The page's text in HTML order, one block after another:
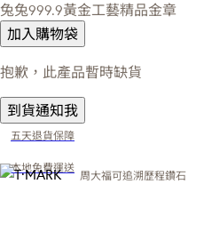
兔兔999.9黃金工藝精品金章
加入購物袋
抱歉，此產品暫時缺貨
到貨通知我
五天退貨保障
本地免費運送
周大福可追溯歷程鑽石